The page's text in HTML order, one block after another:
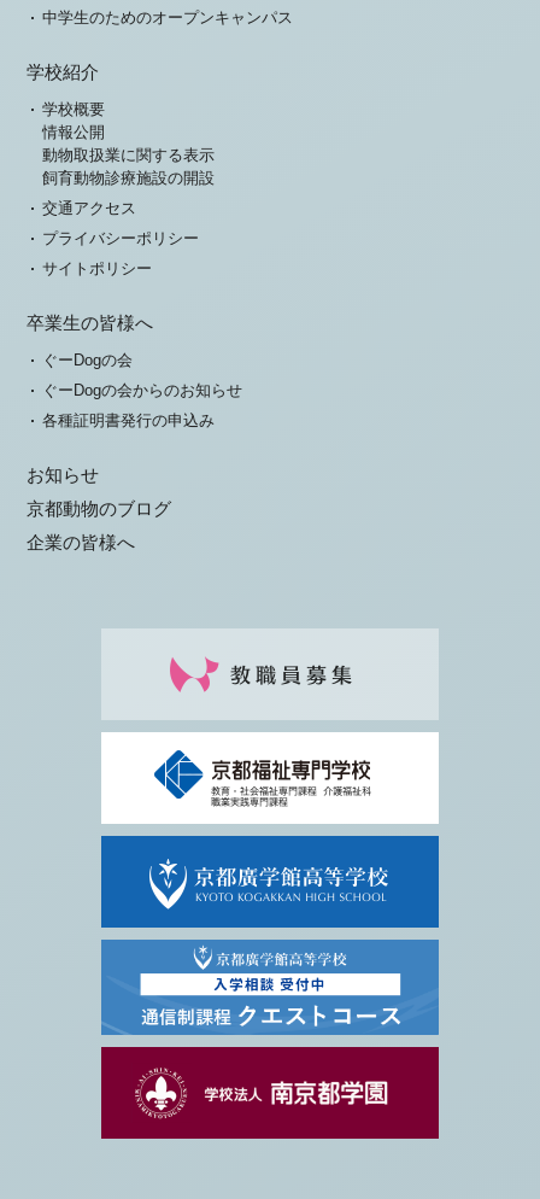
中学生のためのオープンキャンパス
学校紹介
学校概要
情報公開
動物取扱業に関する表示
飼育動物診療施設の開設
交通アクセス
プライバシーポリシー
サイトポリシー
卒業生の皆様へ
ぐーDogの会
ぐーDogの会からのお知らせ
各種証明書発行の申込み
お知らせ
京都動物のブログ
企業の皆様へ